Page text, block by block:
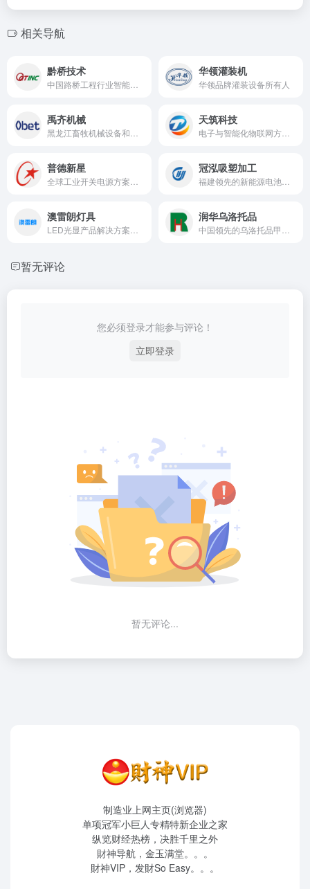
相关导航
黔桥技术 华领灌装机
华领品牌灌装设备所有人
禹齐机械 天筑科技
普德新星 冠泓吸塑加工
澳雷朗灯具 润华乌洛托品
暂无评论
您必须登录才能参与评论！
立即登录
暂无评论...
制造业上网主页(浏览器)
单项冠军小巨人专精特新企业之家
纵览财经热榜，决胜千里之外
財神导航，金玉满堂。。。
財神VIP，发財So Easy。。。